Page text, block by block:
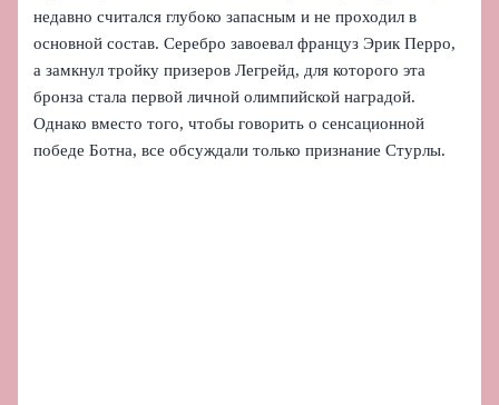
недавно считался глубоко запасным и не проходил в
основной состав. Серебро завоевал француз Эрик Перро,
а замкнул тройку призеров Легрейд, для которого эта
бронза стала первой личной олимпийской наградой.
Однако вместо того, чтобы говорить о сенсационной
победе Ботна, все обсуждали только признание Стурлы.